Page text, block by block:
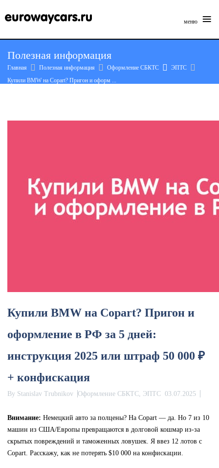
меню ≡
content
Полезная информация
Главная Полезная информация Оформление СБКТС
ЭПТС
Купили BMW на Copart? Пригон и оформ ...
Купили BMW на Copart? Пригон и
оформление в РФ за 5 дней:
инструкция 2025 или штраф 50 000 ₽
+ конфискация
By Stanislav Trubnikov Оформление СБКТС, ЭПТС 03.07.2025
Внимание: Немецкий авто за полцены? На Copart — да. Но 7 из 10
машин из США/Европы превращаются в долговой кошмар из-за
скрытых повреждений и таможенных ловушек. Я ввез 12 лотов с
Copart. Расскажу, как не потерять $10 000 на конфискации.